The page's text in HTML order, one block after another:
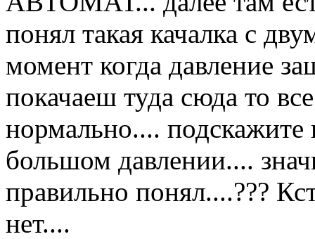
понял такая качалка с
момент когда давление
покачаеш туда сюда то
нормально.... подскажите
большом давлении....
правильно понял....???
нет....